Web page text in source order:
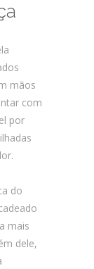
mãos
com
por
do
mais
dele,